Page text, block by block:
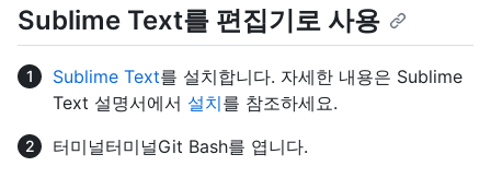
Sublime Text를 편집기로 사용
Sublime Text를 설치합니다. 자세한 내용은 Sublime
Text 설명서에서 설치를 참조하세요.
터미널터미널Git Bash를 엽니다.